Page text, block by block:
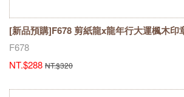
[新品預購]F678 剪紙龍x龍年行大運楓木印
F678
NT.$288 NT.$320